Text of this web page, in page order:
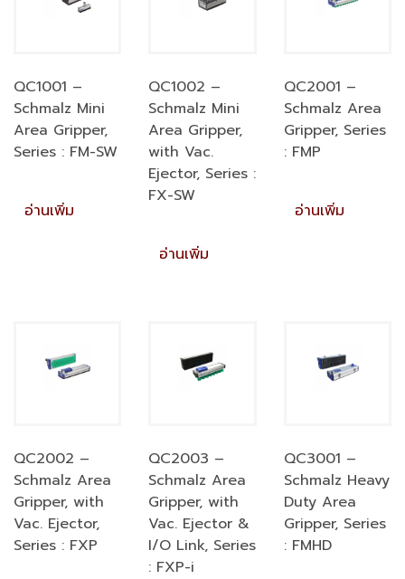
QC1001 –
Schmalz Mini
Area Gripper,
Series : FM-SW
อ่านเพิ่ม
QC1002 –
Schmalz Mini
Area Gripper,
with Vac.
Ejector, Series :
FX-SW
อ่านเพิ่ม
QC2001 –
Schmalz Area
Gripper, Series
: FMP
อ่านเพิ่ม
QC2002 –
Schmalz Area
Gripper, with
Vac. Ejector,
Series : FXP
QC2003 –
Schmalz Area
Gripper, with
Vac. Ejector &
I/O Link, Series
: FXP-i
QC3001 –
Schmalz Heavy
Duty Area
Gripper, Series
: FMHD